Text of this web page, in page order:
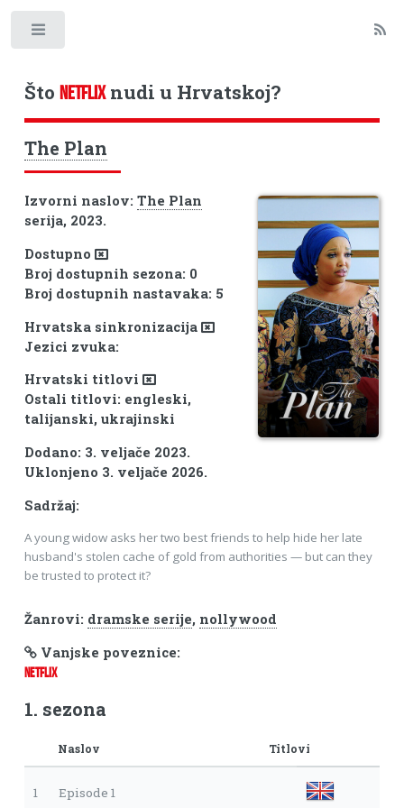
Što NETFLIXnudi u Hrvatskoj?
The Plan
Izvorni naslov: The Plan
serija, 2023.
Dostupno
Broj dostupnih sezona: 0
Broj dostupnih nastavaka: 5
Hrvatska sinkronizacija
Jezici zvuka:
Hrvatski titlovi
Ostali titlovi: engleski,
talijanski, ukrajinski
Dodano: 3. veljače 2023.
Uklonjeno 3. veljače 2026.
Sadržaj:
A young widow asks her two best friends to help hide her late
husband's stolen cache of gold from authorities — but can they
be trusted to protect it?
Žanrovi: dramske serije, nollywood
Vanjske poveznice:
NETFLIX
1. sezona
Naslov Titlovi
1 Episode 1